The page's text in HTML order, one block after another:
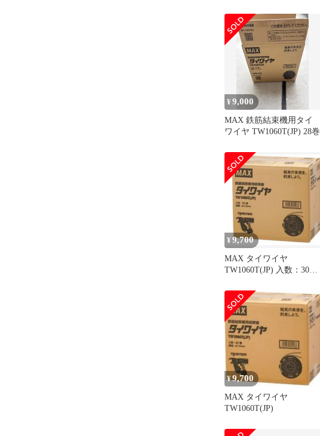
¥9,000
MAX 鉄筋結束機用タイ
ワイヤ TW1060T(JP) 28巻
¥ 9,700
MAX タイワイヤ
TW1060T(JP) 入数：30巻
¥9,700
MAX タイワイヤ
TW1060T(JP)